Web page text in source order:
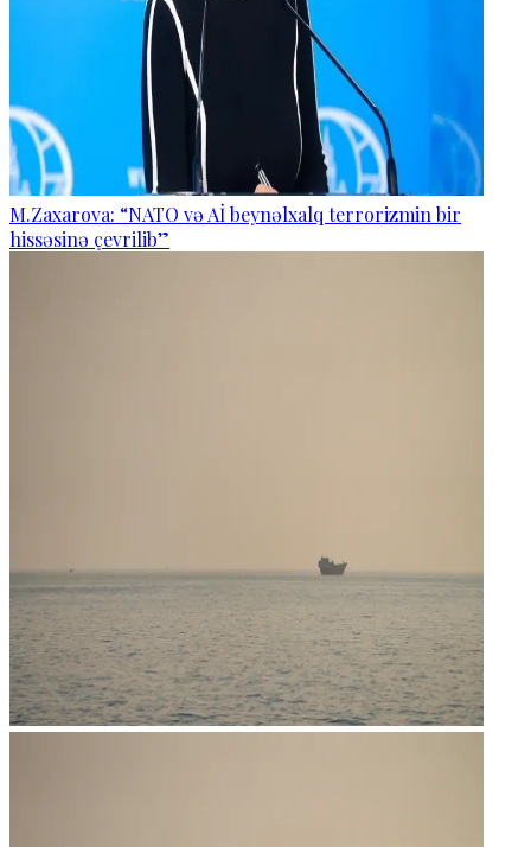
M.Zaxarova: “NATO və Aİ beynəlxalq terrorizmin bir
hissəsinə çevrilib”